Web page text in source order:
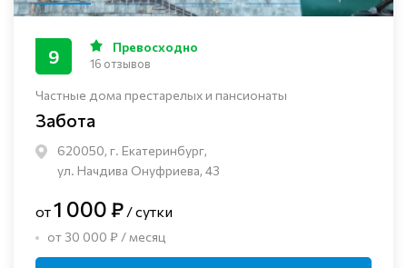
Частные дома престарелых и пансионаты
Забота
620050, г. Екатеринбург,
ул. Начдива Онуфриева, 43
9 Превосходно
16 отзывов
от1 000 ₽ / сутки
от 30 000 ₽ / месяц